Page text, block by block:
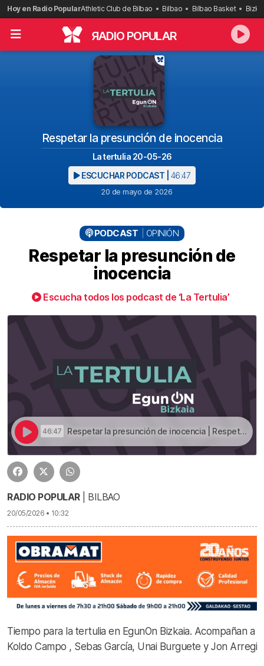
Saltar
al
contenido
Hoy en Radio PopularAthletic Club de Bilbao Bilbao Bilbao Basket
RADIO POPULAR
Respetar la presunción de inocencia
La tertulia 20-05-26
ESCUCHAR PODCAST | 46:47
20 de mayo de 2026
PODCAST OPINIÓN
Respetar la presunción de
inocencia
Escucha todos los podcast de ‘La Tertulia’
46:47 Respetar la presunción de inocencia | Respetar la presunción de inocencia
RADIO POPULAR| BILBAO
20/05/2026 • 10:32
Tiempo para la tertulia en EgunOn Bizkaia. Acompañan a
Koldo Campo , Sebas García, Unai Burguete y Jon Arregi